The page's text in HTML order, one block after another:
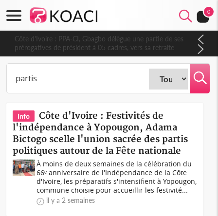
0
Côte d'Ivoire : PPA-CI, Gbagbo délègue une partie de ses
prérogatives de président à 05 cadres, vers sa retraite
politique ?
Info
Côte d'Ivoire : Festivités de
l'indépendance à Yopougon, Adama
Bictogo scelle l'union sacrée des partis
politiques autour de la Fête nationale
À moins de deux semaines de la célébration du
66ᵉ anniversaire de l'Indépendance de la Côte
d'Ivoire, les préparatifs s'intensifient à Yopougon,
commune choisie pour accueillir les festivité...
il y a 2 semaines